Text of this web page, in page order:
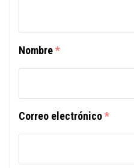
Nombre*
Correo electrónico*